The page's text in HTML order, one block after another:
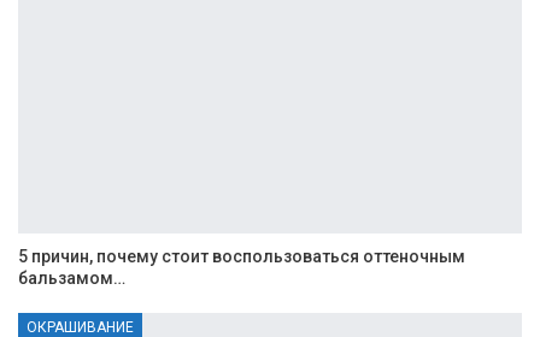
5 причин, почему стоит воспользоваться оттеночным
бальзамом…
ОКРАШИВАНИЕ